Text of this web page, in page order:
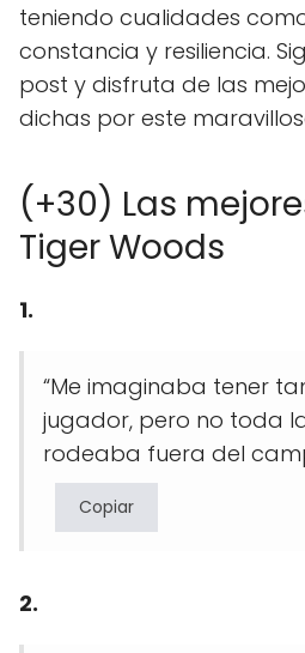
teniendo cualidades
constancia y resiliencia.
post y disfruta de las
dichas por este
(+30) Las
Tiger Woods
1.
“Me imaginaba tener
jugador, pero no toda
rodeaba fuera del
Copiar
2.